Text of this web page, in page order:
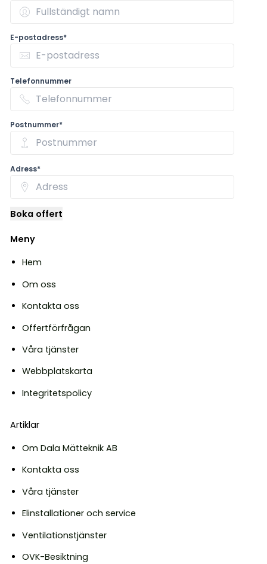
E-postadress*
Telefonnummer
Postnummer*
Adress*
Boka offert
Meny
Hem
Om oss
Kontakta oss
Offertförfrågan
Våra tjänster
Webbplatskarta
Integritetspolicy
Artiklar
Om Dala Mätteknik AB
Kontakta oss
Våra tjänster
Elinstallationer och service
Ventilationstjänster
OVK-Besiktning